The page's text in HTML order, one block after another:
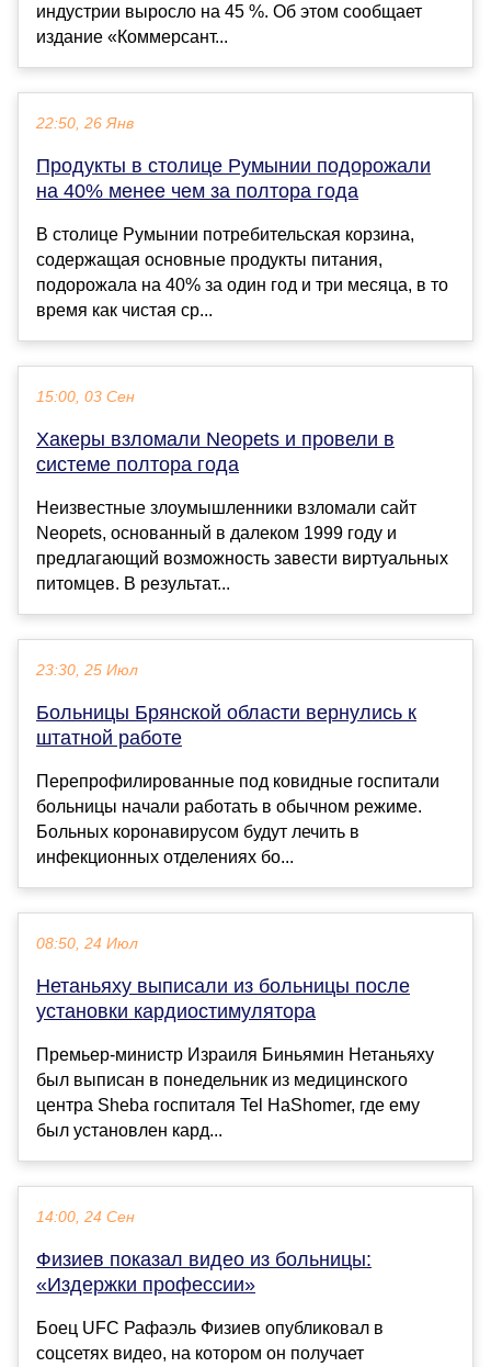
индустрии выросло на 45 %. Об этом сообщает
издание «Коммерсант...
22:50, 26 Янв
Продукты в столице Румынии подорожали
на 40% менее чем за полтора года
В столице Румынии потребительская корзина,
содержащая основные продукты питания,
подорожала на 40% за один год и три месяца, в то
время как чистая ср...
15:00, 03 Сен
Хакеры взломали Neopets и провели в
системе полтора года
Неизвестные злоумышленники взломали сайт
Neopets, основанный в далеком 1999 году и
предлагающий возможность завести виртуальных
питомцев. В результат...
23:30, 25 Июл
Больницы Брянской области вернулись к
штатной работе
Перепрофилированные под ковидные госпитали
больницы начали работать в обычном режиме.
Больных коронавирусом будут лечить в
инфекционных отделениях бо...
08:50, 24 Июл
Нетаньяху выписали из больницы после
установки кардиостимулятора
Премьер-министр Израиля Биньямин Нетаньяху
был выписан в понедельник из медицинского
центра Sheba госпиталя Tel HaShomer, где ему
был установлен кард...
14:00, 24 Сен
Физиев показал видео из больницы:
«Издержки профессии»
Боец UFC Рафаэль Физиев опубликовал в
соцсетях видео, на котором он получает